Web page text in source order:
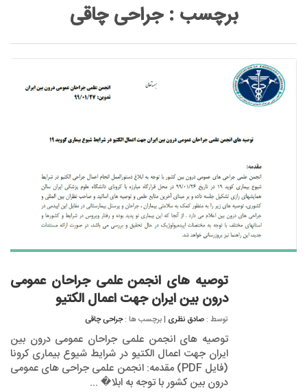
برچسب :جراحی چاقی
توصیه های انجمن علمی جراحان عمومی
درون بین ایران جهت اعمال الکتیو
توسط : صادق نظری | برچسب ها :جراحی چاقی
توصیه های انجمن علمی جراحان عمومی درون بین
ایران جهت اعمال الکتیو در شرایط شیوع بیماری کرونا
(فایل PDF) مقدمه: انجمن علمی جراحی های عمومی
درون بین کشور با توجه به ابلا� ...